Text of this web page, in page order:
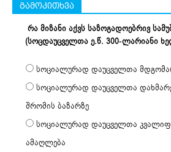
გამოკითხვა
რა მიზანი აქვს საზოგადოებრივ
(სოცდაუცველთა ე.წ. 300-ლარიანი
სოციალურად დაუცველთა
სოციალურად დაუცველთა
შრომის ბაზარზე
სოციალურად დაუცველთა
ამაღლება